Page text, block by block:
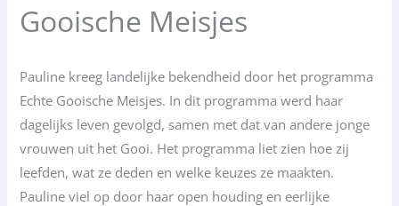
Gooische Meisjes
Pauline kreeg landelijke bekendheid door het programma
Echte Gooische Meisjes. In dit programma werd haar
dagelijks leven gevolgd, samen met dat van andere jonge
vrouwen uit het Gooi. Het programma liet zien hoe zij
leefden, wat ze deden en welke keuzes ze maakten.
Pauline viel op door haar open houding en eerlijke